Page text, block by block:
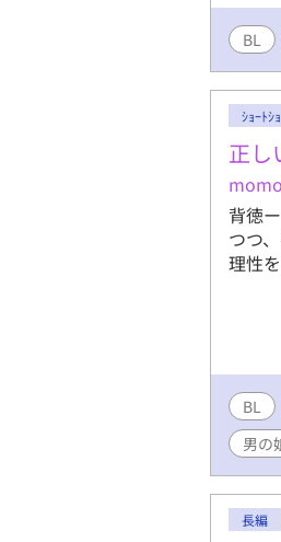
BL
ｼｮｰﾄｼ
正し
背徳
つつ
理性
BL
男の
長編